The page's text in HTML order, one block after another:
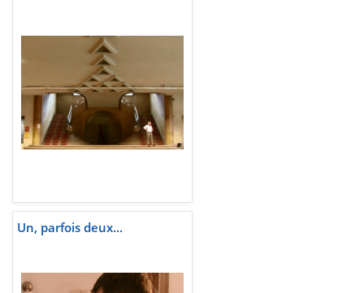
Un, parfois deux...